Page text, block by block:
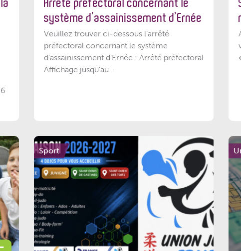
Arrêté préfectoral concernant le
système d’assainissement d’Ernée
Veuillez trouver ci-dessous l’arrêté
préfectoral concernant le système
d'assainissement d'Ernée : Arrêté préfectoral
Affichage jusqu'au...
Sport